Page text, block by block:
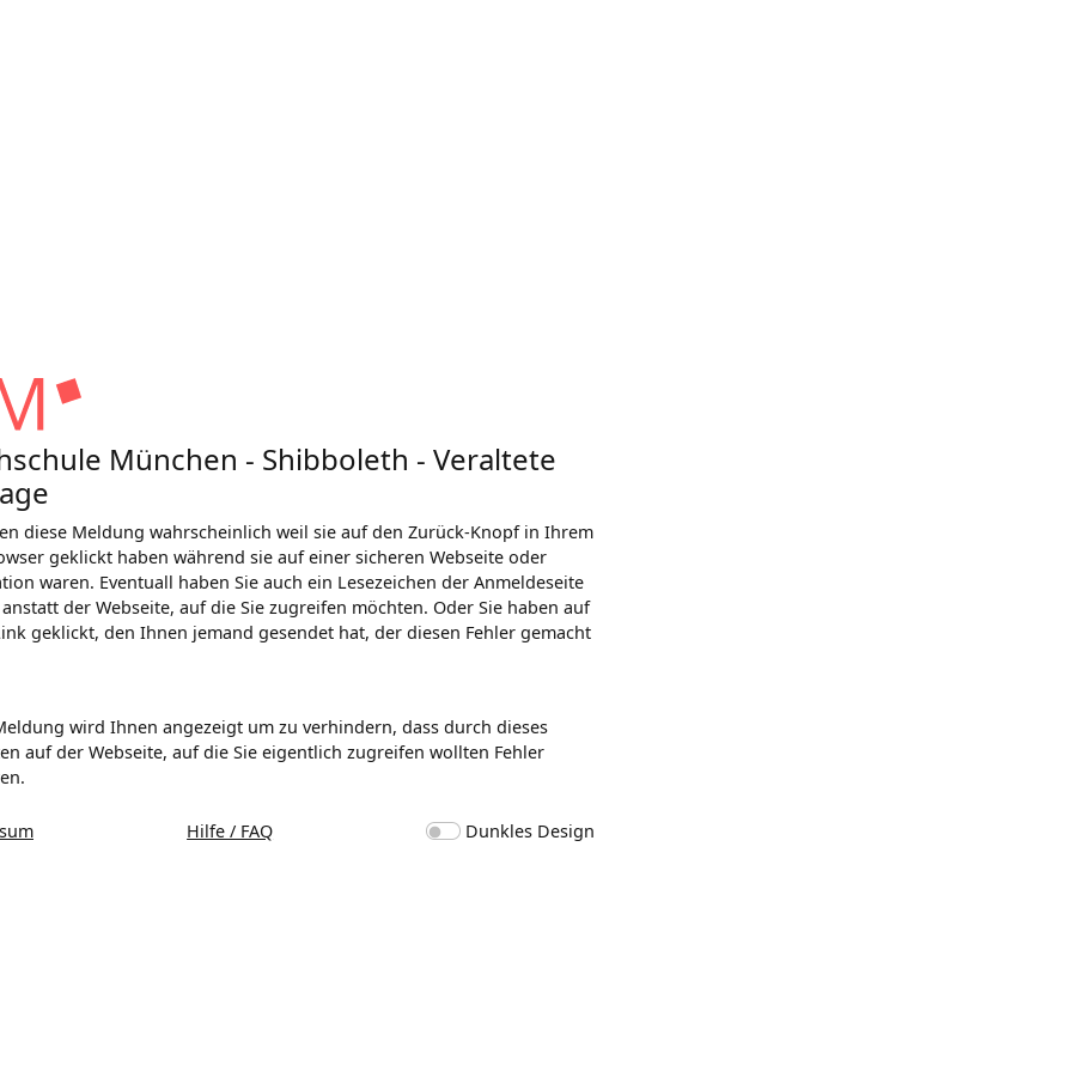
München - Shibboleth - Veraltete
diese Meldung wahrscheinlich weil sie auf den Zurück-Knopf in Ihrem
geklickt haben während sie auf einer sicheren Webseite oder
waren. Eventuall haben Sie auch ein Lesezeichen der Anmeldeseite
der Webseite, auf die Sie zugreifen möchten. Oder Sie haben auf
geklickt, den Ihnen jemand gesendet hat, der diesen Fehler gemacht
wird Ihnen angezeigt um zu verhindern, dass durch dieses
auf der Webseite, auf die Sie eigentlich zugreifen wollten Fehler
Hilfe / FAQ Dunkles Design